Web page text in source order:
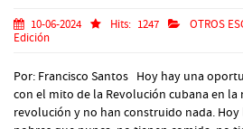
10-06-2024 Hits: 1247 OTROS
Edición
Por: Francisco Santos Hoy hay una
con el mito de la Revolución cubana en la
revolución y no han construido nada. Hoy